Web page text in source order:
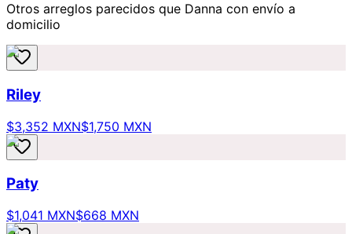
Otros arreglos parecidos que Danna con envío a
domicilio
Riley
$3,352 MXN$1,750 MXN
Paty
$1,041 MXN$668 MXN